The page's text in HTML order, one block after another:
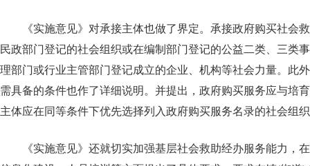
《实施意见》对承接主体也做了界定。承接政府购买社会
民政部门登记的社会组织或在编制部门登记的公益二类、三类
理部门或行业主管部门登记成立的企业、机构等社会力量。此
需具备的条件也作了详细说明。并提出，政府购买服务应与培
主体应在同等条件下优先选择列入政府购买服务名录的社会组
《实施意见》还就切实加强基层社会救助经办服务能力，